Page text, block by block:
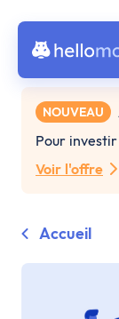
NOUVEAU
Pour
Voir l'offre
Accueil